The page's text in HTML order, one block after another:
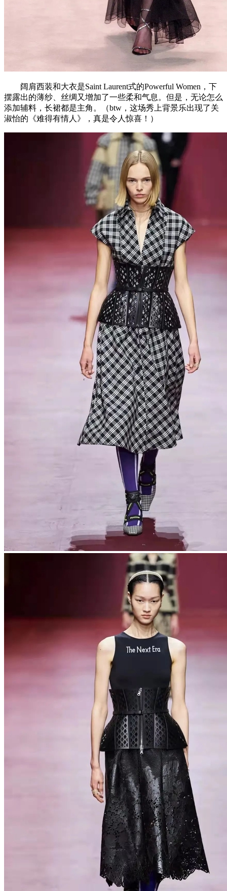
阔肩西装和大衣是Saint Laurent式的Powerful Women，下
摆露出的薄纱、丝绸又增加了一些柔和气息。但是，无论怎么
添加辅料，长裙都是主角。（btw，这场秀上背景乐出现了关
淑怡的《难得有情人》，真是令人惊喜！）